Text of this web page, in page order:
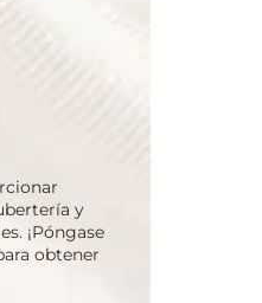
y
¡Póngase
obtener